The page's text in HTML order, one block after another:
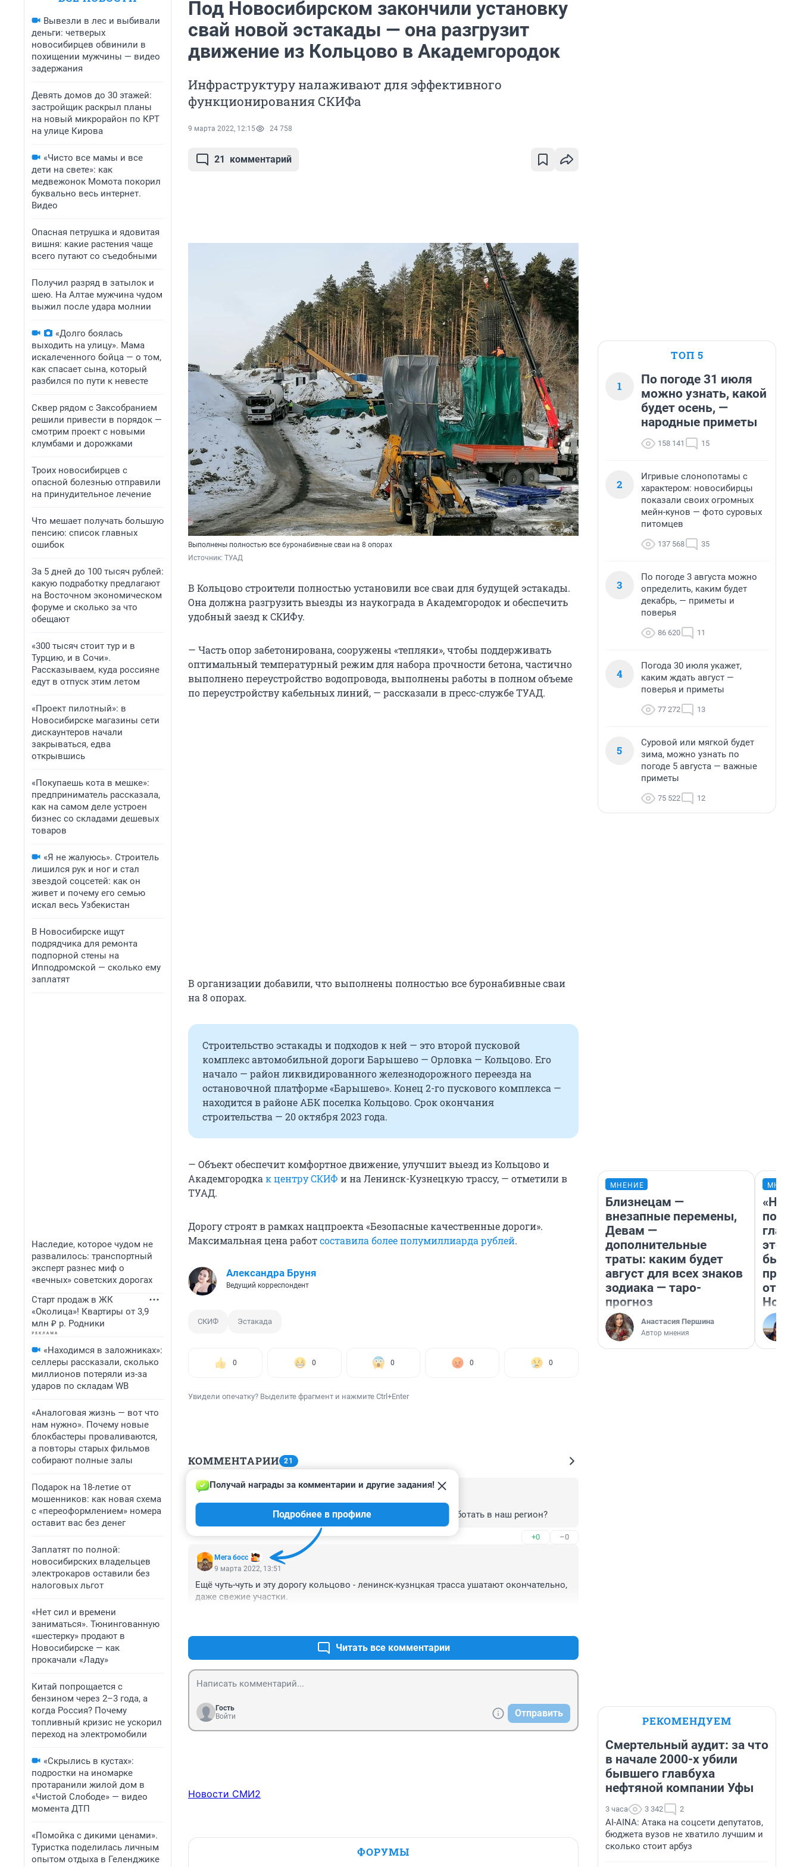
Вывезли в лес и выбивали
деньги: четверых
новосибирцев обвинили в
похищении мужчины — видео
задержания
Девять домов до 30 этажей:
застройщик раскрыл планы
на новый микрорайон по КРТ
на улице Кирова
«Чисто все мамы и все
дети на свете»: как
медвежонок Момота покорил
буквально весь интернет.
Видео
Опасная петрушка и ядовитая
вишня: какие растения чаще
всего путают со съедобными
Получил разряд в затылок и
шею. На Алтае мужчина чудом
выжил после удара молнии
«Долго боялась
выходить на улицу». Мама
искалеченного бойца — о том,
как спасает сына, который
разбился по пути к невесте
Сквер рядом с Заксобранием
решили привести в порядок —
смотрим проект с новыми
клумбами и дорожками
Троих новосибирцев с
опасной болезнью отправили
на принудительное лечение
Что мешает получать большую
пенсию: список главных
ошибок
За 5 дней до 100 тысяч рублей:
какую подработку предлагают
на Восточном экономическом
форуме и сколько за что
обещают
«300 тысяч стоит тур и в
Турцию, и в Сочи».
Рассказываем, куда россияне
едут в отпуск этим летом
«Проект пилотный»: в
Новосибирске магазины сети
дискаунтеров начали
закрываться, едва
открывшись
«Покупаешь кота в мешке»:
предприниматель рассказала,
как на самом деле устроен
бизнес со складами дешевых
товаров
«Я не жалуюсь». Строитель
лишился рук и ног и стал
звездой соцсетей: как он
живет и почему его семью
искал весь Узбекистан
В Новосибирске ищут
подрядчика для ремонта
подпорной стены на
Ипподромской — сколько ему
заплатят
Наследие, которое чудом не
развалилось: транспортный
эксперт разнес миф о
«вечных» советских дорогах
Старт продаж в ЖК
«Околица»! Квартиры от 3,9
млн ₽ р. Родники
«Находимся в заложниках»:
селлеры рассказали, сколько
миллионов потеряли из-за
ударов по складам WB
«Аналоговая жизнь — вот что
нам нужно». Почему новые
блокбастеры проваливаются,
а повторы старых фильмов
собирают полные залы
Подарок на 18-летие от
мошенников: как новая схема
с «переоформлением» номера
оставит вас без денег
Заплатят по полной:
новосибирских владельцев
электрокаров оставили без
налоговых льгот
«Нет сил и времени
заниматься». Тюнингованную
«шестерку» продают в
Новосибирске — как
прокачали «Ладу»
Китай попрощается с
бензином через 2–3 года, а
когда Россия? Почему
топливный кризис не ускорил
переход на электромобили
«Скрылись в кустах»:
подростки на иномарке
протаранили жилой дом в
«Чистой Слободе» — видео
момента ДТП
«Помойка с дикими ценами».
Туристка поделилась личным
опытом отдыха в Геленджике
Под Новосибирском закончили установку
свай новой эстакады — она разгрузит
движение из Кольцово в Академгородок
Инфраструктуру налаживают для эффективного
функционирования СКИФа
9 марта 2022, 12:15 24 758
21 комментарий
Выполнены полностью все буронабивные сваи на 8 опорах
Источник: ТУАД
В Кольцово строители полностью установили все сваи для будущей эстакады.
Она должна разгрузить выезды из наукограда в Академгородок и обеспечить
удобный заезд к СКИФу.
— Часть опор забетонирована, сооружены «тепляки», чтобы поддерживать
оптимальный температурный режим для набора прочности бетона, частично
выполнено переустройство водопровода, выполнены работы в полном объеме
по переустройству кабельных линий, — рассказали в пресс-службе ТУАД.
В организации добавили, что выполнены полностью все буронабивные сваи
на 8 опорах.
Строительство эстакады и подходов к ней — это второй пусковой
комплекс автомобильной дороги Барышево — Орловка — Кольцово. Его
начало — район ликвидированного железнодорожного переезда на
остановочной платформе «Барышево». Конец 2-го пускового комплекса —
находится в районе АБК поселка Кольцово. Срок окончания
строительства — 20 октября 2023 года.
— Объект обеспечит комфортное движение, улучшит выезд из Кольцово и
Академгородка к центру СКИФ и на Ленинск-Кузнецкую трассу, — отметили в
ТУАД.
Дорогу строят в рамках нацпроекта «Безопасные качественные дороги».
Максимальная цена работсоставила более полумиллиарда рублей.
Александра Бруня
Ведущий корреспондент
СКИФ Эстакада
0 0 0 0 0
Увидели опечатку? Выделите фрагмент и нажмите Ctrl+Enter
КОММЕНТАРИИ 21
Гость
Какой СКИФ ? Кадры где брать будете ? Кто поедет жить и работать в наш регион?
+0 –0
Мега босс
Получай награды за комментарии и другие задания!
Подробнее в профиле
9 марта 2022, 13:51
Ещё чуть-чуть и эту дорогу кольцово - ленинск-кузнцкая трасса ушатают окончательно,
даже свежие участки.
Читать все комментарии
Гость
Войти
Отправить
Новости СМИ2
ФОРУМЫ
ТОП 5
1
По погоде 31 июля
можно узнать, какой
будет осень, —
народные приметы
158 141 15
2
Игривые слонопотамы с
характером: новосибирцы
показали своих огромных
мейн-кунов — фото суровых
питомцев
137 568 35
3
По погоде 3 августа можно
определить, каким будет
декабрь, — приметы и
поверья
86 620 11
4
Погода 30 июля укажет,
каким ждать август —
поверья и приметы
77 272 13
5
Суровой или мягкой будет
зима, можно узнать по
погоде 5 августа — важные
приметы
75 522 12
МНЕНИЕ
Близнецам —
внезапные перемены,
Девам —
дополнительные
траты: каким будет
август для всех знаков
зодиака — таро-
прогноз
Анастасия Першина
Автор мнения
этого
бьет
РЕКОМЕНДУЕМ
Смертельный аудит: за что
в начале 2000-х убили
бывшего главбуха
нефтяной компании Уфы
3 часа 3 342 2
AI-AINA: Атака на соцсети депутатов,
бюджета вузов не хватило лучшим и
сколько стоит арбуз